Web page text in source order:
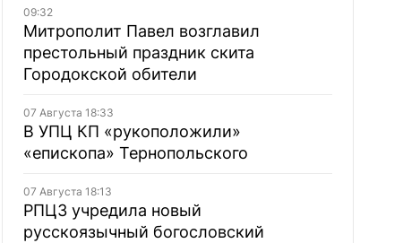
09:32
Митрополит Павел возглавил
престольный праздник скита
Городокской обители
07 Августа 18:33
В УПЦ КП «рукоположили»
«епископа» Тернопольского
07 Августа 18:13
РПЦЗ учредила новый
русскоязычный богословский